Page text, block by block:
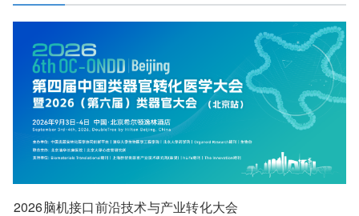
2026脑机接口前沿技术与产业转化大会